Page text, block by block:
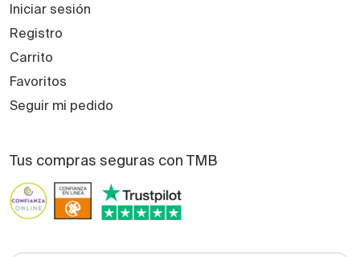
Iniciar sesión
Registro
Carrito
Favoritos
Seguir mi pedido
Tus compras seguras con TMB